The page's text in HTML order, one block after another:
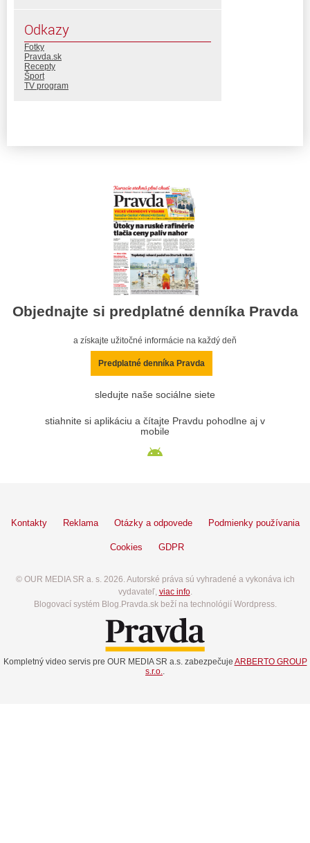
Odkazy
Fotky
Pravda.sk
Recepty
Šport
TV program
Objednajte si predplatné denníka Pravda
a získajte užitočné informácie na každý deň
Predplatné denníka Pravda
sledujte naše sociálne siete
stiahnite si aplikáciu a čítajte Pravdu pohodlne aj v
mobile
Kontakty Reklama Otázky a odpovede Podmienky používania
Cookies GDPR
© OUR MEDIA SR a. s. 2026. Autorské práva sú vyhradené a vykonáva ich
vydavateľ, viac info.
Blogovací systém Blog.Pravda.sk beží na technológií Wordpress.
Kompletný video servis pre OUR MEDIA SR a.s. zabezpečuje ARBERTO GROUP
s.r.o.